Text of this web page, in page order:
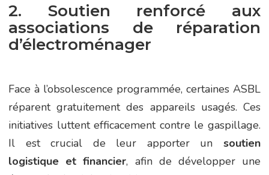
2. Soutien renforcé aux
associations de réparation
d’électroménager
Face à l’obsolescence programmée, certaines ASBL
réparent gratuitement des appareils usagés. Ces
initiatives luttent efficacement contre le gaspillage.
Il est crucial de leur apporter un soutien
logistique et financier, afin de développer une